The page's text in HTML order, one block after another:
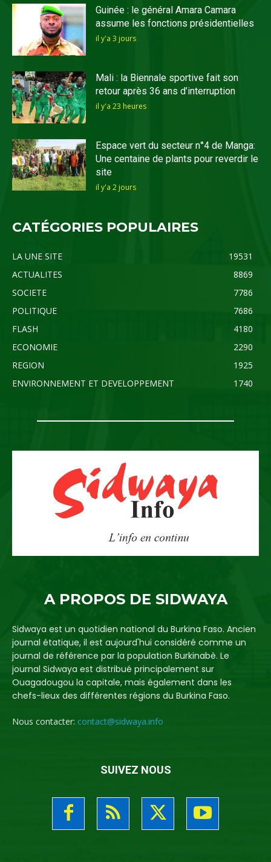
Guinée : le général Amara Camara
assume les fonctions présidentielles
il y'a 3 jours
Mali : la Biennale sportive fait son
retour après 36 ans d’interruption
il y'a 23 heures
Espace vert du secteur n°4 de Manga:
Une centaine de plants pour reverdir le
site
il y'a 2 jours
CATÉGORIES POPULAIRES
LA UNE SITE
19531
ACTUALITES
8869
SOCIETE
7786
POLITIQUE
7686
FLASH
4180
ECONOMIE
2290
REGION
1925
ENVIRONNEMENT ET DEVELOPPEMENT
1740
A PROPOS DE SIDWAYA
Sidwaya est un quotidien national du Burkina Faso. Ancien
journal étatique, il est aujourd'hui considéré comme un
journal de référence par la population Burkinabè. Le
journal Sidwaya est distribué principalement sur
Ouagadougou la capitale, mais également dans les
chefs-lieux des différentes régions du Burkina Faso.
Nous contacter: contact@sidwaya.info
SUIVEZ NOUS